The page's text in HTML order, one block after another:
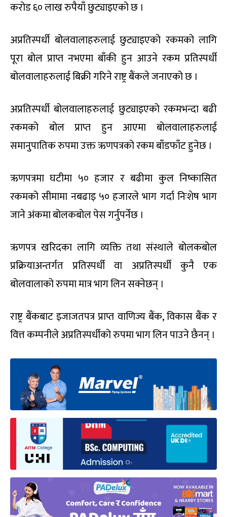
करोड ६० लाख रुपैयाँ छुट्याइएको छ ।
अप्रतिस्पर्धी बोलवालाहरुलाई छुट्याइएको रकमको लागि
पूरा बोल प्राप्त नभएमा बाँकी हुन आउने रकम प्रतिस्पर्धी
बोलवालाहरुलाई बिक्री गरिने राष्ट्र बैंकले जनाएको छ ।
अप्रतिस्पर्धी बोलवालाहरुलाई छुट्याइएको रकमभन्दा बढी
रकमको बोल प्राप्त हुन आएमा बोलवालाहरुलाई
समानुपातिक रुपमा उक्त ऋणपत्रको रकम बाँडफाँट हुनेछ ।
ऋणपत्रमा घटीमा ५० हजार र बढीमा कुल निष्कासित
रकमको सीमामा नबढाइ ५० हजारले भाग गर्दा निःशेष भाग
जाने अंकमा बोलकबोल पेस गर्नुपर्नेछ ।
ऋणपत्र खरिदका लागि व्यक्ति तथा संस्थाले बोलकबोल
प्रक्रियाअन्तर्गत प्रतिस्पर्धी वा अप्रतिस्पर्धी कुनै एक
बोलवालाको रुपमा मात्र भाग लिन सक्नेछन् ।
राष्ट्र बैंकबाट इजाजतपत्र प्राप्त वाणिज्य बैंक, विकास बैंक र
वित्त कम्पनीले अप्रतिस्पर्धीको रुपमा भाग लिन पाउने छैनन् ।